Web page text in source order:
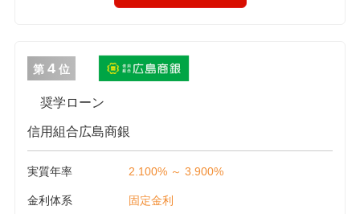
第 4 位
奨学ローン
信用組合広島商銀
実質年率 2.100% ～ 3.900%
金利体系 固定金利